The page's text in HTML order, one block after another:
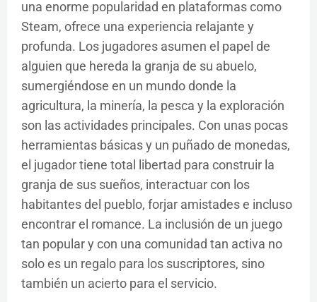
una enorme popularidad en plataformas como
Steam, ofrece una experiencia relajante y
profunda. Los jugadores asumen el papel de
alguien que hereda la granja de su abuelo,
sumergiéndose en un mundo donde la
agricultura, la minería, la pesca y la exploración
son las actividades principales. Con unas pocas
herramientas básicas y un puñado de monedas,
el jugador tiene total libertad para construir la
granja de sus sueños, interactuar con los
habitantes del pueblo, forjar amistades e incluso
encontrar el romance. La inclusión de un juego
tan popular y con una comunidad tan activa no
solo es un regalo para los suscriptores, sino
también un acierto para el servicio.